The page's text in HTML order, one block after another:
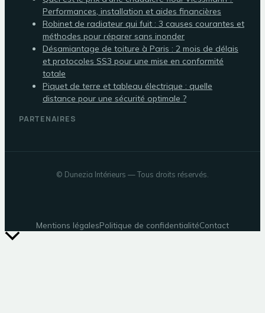
Performances, installation et aides financières
Robinet de radiateur qui fuit : 3 causes courantes et
méthodes pour réparer sans inonder
Désamiantage de toiture à Paris : 2 mois de délais
et protocoles SS3 pour une mise en conformité
totale
Piquet de terre et tableau électrique : quelle
distance pour une sécurité optimale ?
PARTENAIRES
© Dunezia Intérieurs — Tous droits réservés.
Mentions légalesPolitique de confidentialitéContact